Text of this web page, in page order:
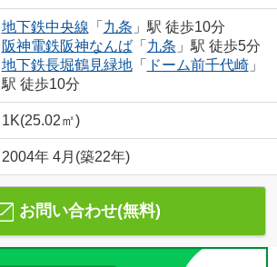
地下鉄中央線 「 九条 」駅 徒歩10分
阪神電鉄阪神なんば「 九条 」駅 徒歩5分
地下鉄長堀鶴見緑地「 ドーム前千代崎」
駅 徒歩10分
1K(25.02㎡)
2004年 4月(築22年)
お問い合わせ(無料)